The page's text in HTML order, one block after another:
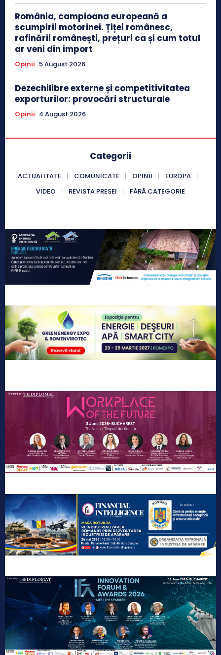
România, campioana europeană a
scumpirii motorinei. Țiței românesc,
rafinării românești, prețuri ca și cum totul
ar veni din import
Opinii 5 August 2026
Dezechilibre externe și competitivitatea
exporturilor: provocări structurale
Opinii 4 August 2026
Categorii
ACTUALITATE COMUNICATE OPINII
EUROPA
VIDEO
REVISTA PRESEI FĂRĂ CATEGORIE